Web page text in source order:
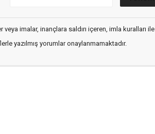
imalar, inançlara saldırı içeren, imla kuralları ile
yazılmış yorumlar onaylanmamaktadır.